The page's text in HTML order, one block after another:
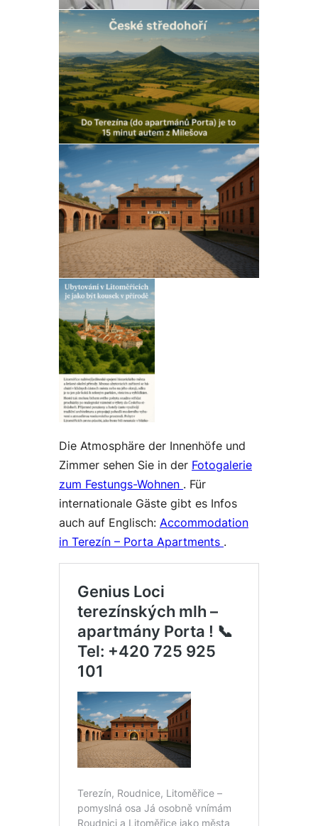
Die Atmosphäre der Innenhöfe und
Zimmer sehen Sie in der Fotogalerie
zum Festungs-Wohnen . Für
internationale Gäste gibt es Infos
auch auf Englisch: Accommodation
in Terezín – Porta Apartments .